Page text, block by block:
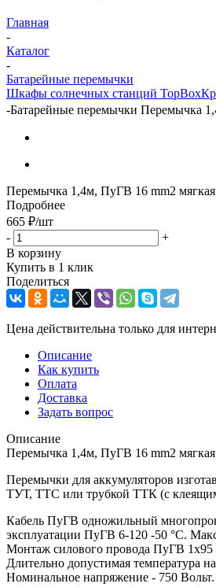
Главная
-
Каталог
-
Батарейные перемычки
Шкафы солнечных станций TopBox
-Батарейные перемычки Перемычка
Перемычка 1,4м, ПуГВ 16 mm2
Подробнее
665 ₽/шт
-
+
В корзину
Купить в 1 клик
Поделиться
Цена действительна только для
Описание
Как купить
Оплата
Доставка
Задать вопрос
Описание
Перемычка 1,4м, ПуГВ 16 mm2
Перемычки для аккумуляторов
ТУТ, ТТС или трубкой ТТК (с
Кабель ПуГВ одножильный
эксплуатации ПуГВ 6-120 -50 °С.
Монтаж силового провода ПуГВ 1х95
Длительно допустимая
Номинальное напряжение - 750 Вольт.